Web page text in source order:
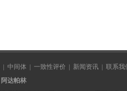
| 中间体 | 一致性评价 | 新闻资讯 | 联系我
阿达帕林